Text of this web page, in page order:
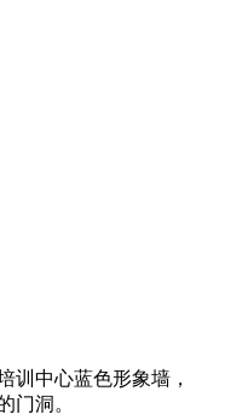
训中心蓝色形象墙，
门洞。